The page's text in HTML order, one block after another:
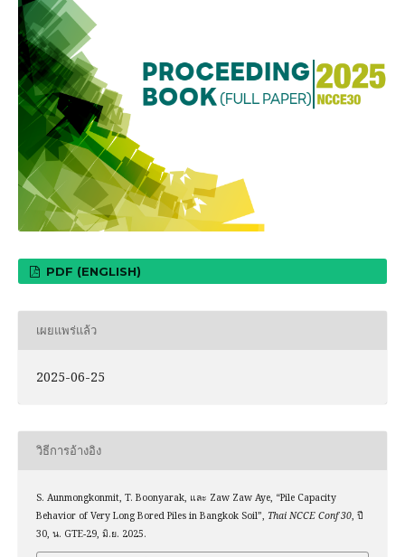
PDF (ENGLISH)
เผยแพร่แล้ว
2025-06-25
วิธีการอ้างอิง
S. Aunmongkonmit, T. Boonyarak, และ Zaw Zaw Aye, “Pile Capacity
Behavior of Very Long Bored Piles in Bangkok Soil”, Thai NCCE Conf 30, ปี
30, น. GTE-29, มิ.ย. 2025.